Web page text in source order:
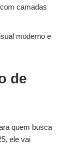
camadas
moderno e
de
quem busca
ele vai